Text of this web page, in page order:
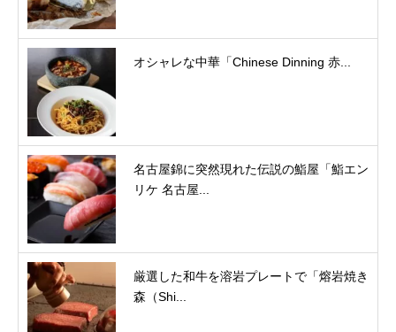
オシャレな中華「Chinese Dinning 赤...
名古屋錦に突然現れた伝説の鮨屋「鮨エン
リケ 名古屋...
厳選した和牛を溶岩プレートで「熔岩焼き
森（Shi...